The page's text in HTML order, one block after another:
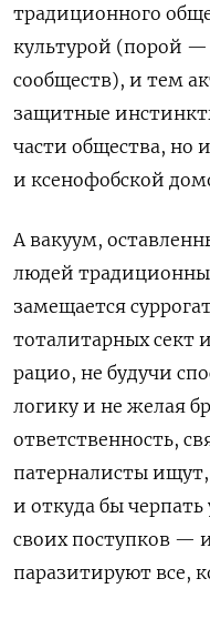
традиционного
культурой (порой —
сообществ), и тем
защитные
части общества, но
и ксенофобской
А вакуум,
людей
замещается
тоталитарных сект
рацио, не будучи
логику и не желая
ответственность,
патерналисты
и откуда бы
своих поступков —
паразитируют все,